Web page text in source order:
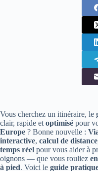
Vous cherchez un itinéraire, le
clair, rapide et optimisé pour
Europe ? Bonne nouvelle :
interactive, calcul de distance
temps réel pour vous aider à
oignons — que vous rouliez
à pied. Voici le guide